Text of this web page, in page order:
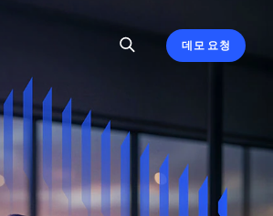
데모 요청